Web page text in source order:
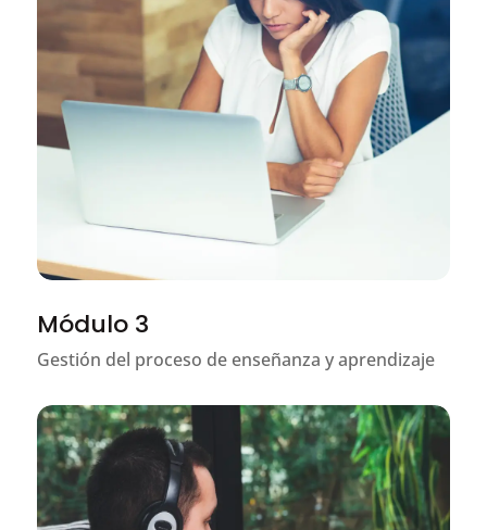
Módulo 3
Gestión del proceso de enseñanza y aprendizaje